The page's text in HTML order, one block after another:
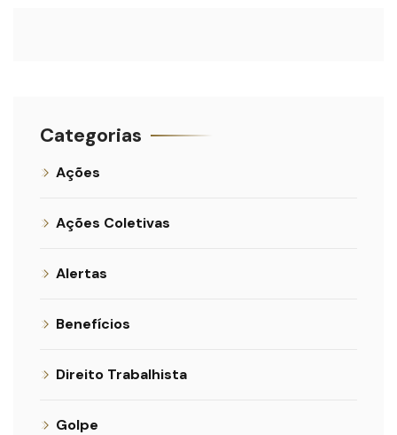
Categorias
Ações
Ações Coletivas
Alertas
Benefícios
Direito Trabalhista
Golpe